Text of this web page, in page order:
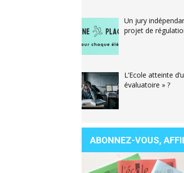
Un jury
projet de
L’Ecole atteinte
évaluatoire » ?
ABONNEZ-VOUS,